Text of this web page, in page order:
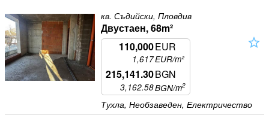
кв. Съдийски, Пловдив
Двустаен, 68m²
110,000EUR
1,617EUR/m²
215,141.30BGN
3,162.58BGN/m2
star_outline
Тухла, Необзаведен, Електричество